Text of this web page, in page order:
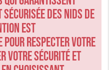
des nids de
est
pour respecter votre
votre sécurité et